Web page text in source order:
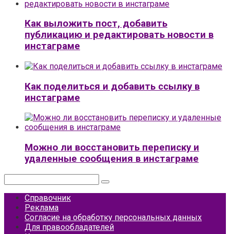
Как выложить пост, добавить
публикацию и редактировать новости в
инстаграме
Как поделиться и добавить ссылку в
инстаграме
Можно ли восстановить переписку и
удаленные сообщения в инстаграме
Справочник
Реклама
Согласие на обработку персональных данных
Для правообладателей